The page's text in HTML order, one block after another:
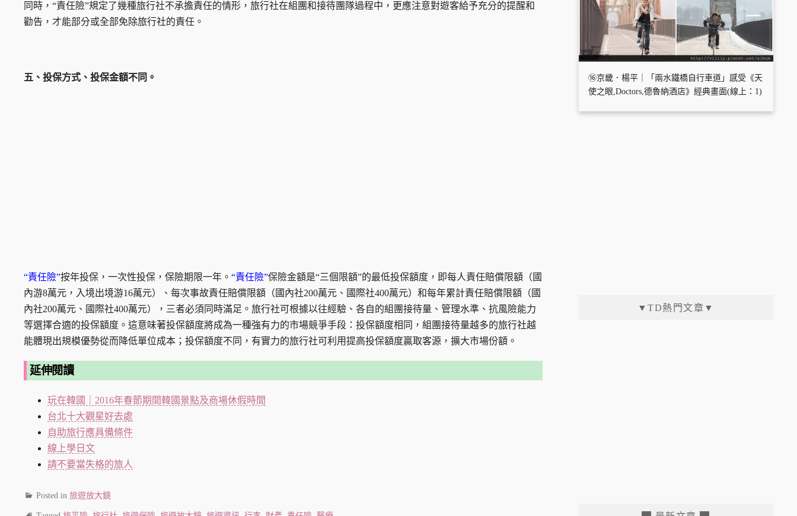
同時，“責任險”規定了幾種旅行社不承擔責任的情形，旅行社在組團和接待團隊過程中，更應注意對遊客給予充分的提醒和
勸告，才能部分或全部免除旅行社的責任。
五、投保方式、投保金額不同。
“責任險”按年投保，一次性投保，保險期限一年。 “責任險”保險金額是“三個限額”的最低投保額度，即每人責任賠償限額（國
內游8萬元，入境出境游16萬元）、每次事故責任賠償限額（國內社200萬元、國際社400萬元）和每年累計責任賠償限額（國
內社200萬元、國際社400萬元），三者必須同時滿足。旅行社可根據以往經驗、各自的組團接待量、管理水準、抗風險能力
等選擇合適的投保額度。這意味著投保額度將成為一種強有力的市場競爭手段：投保額度相同，組團接待量越多的旅行社越
能體現出規模優勢從而降低單位成本；投保額度不同，有實力的旅行社可利用提高投保額度贏取客源，擴大市場份額。
延伸閱讀
玩在韓國｜2016年春節期間韓國景點及商場休假時間
台北十大觀星好去處
自助旅行應具備條件
線上學日文
請不要當失格的旅人
Posted in 旅遊放大鏡
⑯京畿．楊平｜「兩水鐵橋自行車道」感受《天
使之眼,Doctors,德魯納酒店》經典畫面(線上：1)
▼TD熱門文章▼